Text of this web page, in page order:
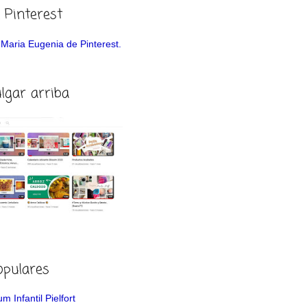
Pinterest
Eugenia de Pinterest.
arriba
Infantil Pielfort